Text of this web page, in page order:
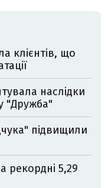
клієнтів, що
наслідки
"Дружба"
підвищили
рекордні 5,29